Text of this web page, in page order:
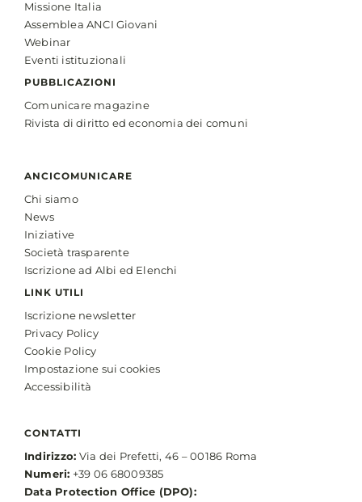
Missione Italia
Assemblea ANCI Giovani
Webinar
Eventi istituzionali
PUBBLICAZIONI
Comunicare magazine
Rivista di diritto ed economia dei comuni
ANCICOMUNICARE
Chi siamo
News
Iniziative
Società trasparente
Iscrizione ad Albi ed Elenchi
LINK UTILI
Iscrizione newsletter
Privacy Policy
Cookie Policy
Impostazione sui cookies
Accessibilità
CONTATTI
Indirizzo: Via dei Prefetti, 46 – 00186 Roma
Numeri: +39 06 68009385
Data Protection Office (DPO):